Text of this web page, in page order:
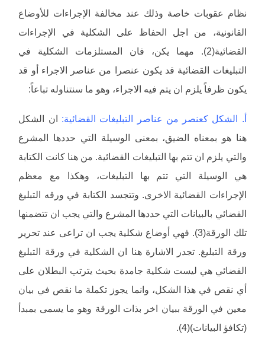
نظام عقوبات خاصة وذلك عند مخالفة الإجراءات للأوضاع
القانونية، من اجل الحفاظ على الشكلية في الإجراءات
القضائية(2). مهما يكن، فان المستلزمات الشكلية في
التبليغات القضائية قد يكون عنصرا من عناصر الاجراء أو قد
يكون ظرفاً يلزم ان يتم فيه الاجراء، وهو ما سنتناوله تباعاً:
أ. الشكل كعنصر من عناصر التبليغات القضائية: ان الشكل
هنا هو بمعناه الضيق، بمعنى الوسيلة التي حددها المشرع
والتي يلزم ان تتم بها التبليغات القضائية. من هنا كانت الكتابة
هي الوسيلة التي تتم بها التبليغات، وهكذا مع معظم
الإجراءات القضائية الاخرى. وتتجسد الكتابة في ورقه التبليغ
القضائي بالبيانات التي حددها المشرع والتي يجب ان تتضمنها
تلك الورقة(3). فهي أوضاع شكلية يجب ان تراعى عند تحرير
ورقة التبليغ. تجدر الاشارة هنا ان الشكلية في ورقة التبليغ
القضائي هي ليست شكلية جامدة بحيث يترتب البطلان على
أي نقص في هذا الشكل، وانما يجوز تكملة ما نقص في بيان
معين في الورقة ببيان اخر بذات الورقة وهو ما يسمى بمبدأ
(تكافؤ البيانات)(4).